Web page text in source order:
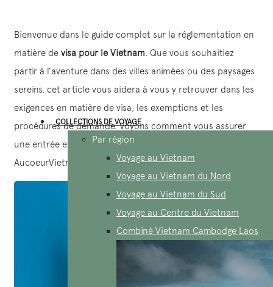
COLLECTIONS DE VOYAGE
Par région
Voyage au Vietnam
Voyage au Vietnam du Nord
Voyage au Vietnam du Sud
Voyage au Centre du Vietnam
Combiné Vietnam Cambodge Laos
Bienvenue dans le guide complet sur la réglementation en
matière de visa pour le Vietnam. Que vous souhaitiez
partir à l’aventure dans des villes animées ou des paysages
sereins, cet article vous aidera à vous y retrouver dans les
exigences en matière de visa, les exemptions et les
procédures de demande. Voyons comment vous assurer
une entrée en douceur dans ce pays enchanteur avec
AucoeurVietnam